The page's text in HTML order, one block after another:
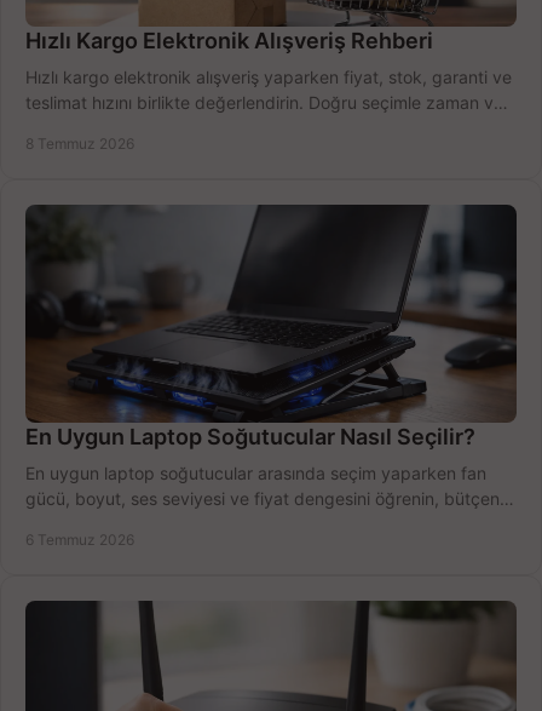
Hızlı Kargo Elektronik Alışveriş Rehberi
Hızlı kargo elektronik alışveriş yaparken fiyat, stok, garanti ve
teslimat hızını birlikte değerlendirin. Doğru seçimle zaman ve
8 Temmuz 2026
En Uygun Laptop Soğutucular Nasıl Seçilir?
En uygun laptop soğutucular arasında seçim yaparken fan
gücü, boyut, ses seviyesi ve fiyat dengesini öğrenin, bütçenizi
6 Temmuz 2026